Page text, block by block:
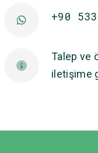
+90
Talep ve
iletişime